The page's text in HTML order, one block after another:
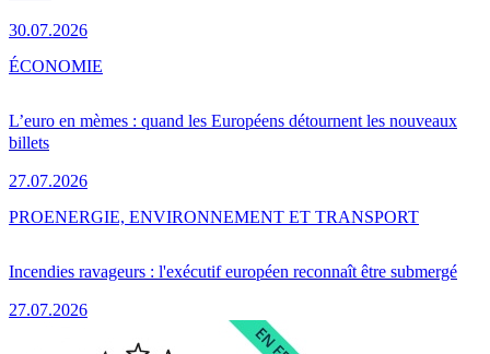
30.07.2026
L’euro en mèmes : quand les Européens détournent les nouveaux
billets
27.07.2026
ÉCONOMIE
Incendies ravageurs : l'exécutif européen reconnaît être submergé
27.07.2026
PROENERGIE, ENVIRONNEMENT ET TRANSPORT